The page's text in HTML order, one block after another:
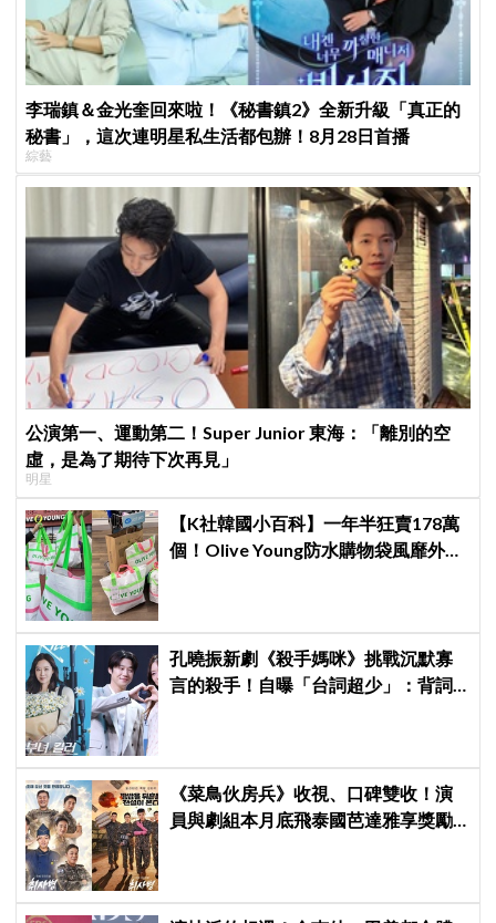
李瑞鎮＆金光奎回來啦！《秘書鎮2》全新升級「真正的
秘書」，這次連明星私生活都包辦！8月28日首播
綜藝
公演第一、運動第二！Super Junior 東海：「離別的空
虛，是為了期待下次再見」
明星
【K社韓國小百科】一年半狂賣178萬
個！Olive Young防水購物袋風靡外國
孔曉振新劇《殺手媽咪》挑戰沉默寡
言的殺手！自曝「台詞超少」：背詞
《菜鳥伙房兵》收視、口碑雙收！演
員與劇組本月底飛泰國芭達雅享獎勵